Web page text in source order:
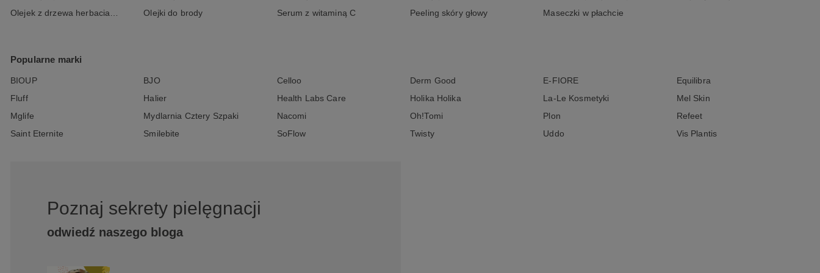
Olejek z drzewa herbacianego
Olejki do brody Serum z witaminą C Peeling skóry głowy Maseczki w płachcie
Popularne marki
BIOUP BJO Celloo Derm Good E-FIORE
Equilibra
Fluff
Halier Health Labs Care Holika Holika La-Le Kosmetyki
Mel Skin
Mglife
Mydlarnia Cztery Szpaki Nacomi Oh!Tomi Plon
Refeet
Saint Eternite
Smilebite SoFlow Twisty Uddo Vis Plantis
Poznaj sekrety pielęgnacji
odwiedź naszego bloga